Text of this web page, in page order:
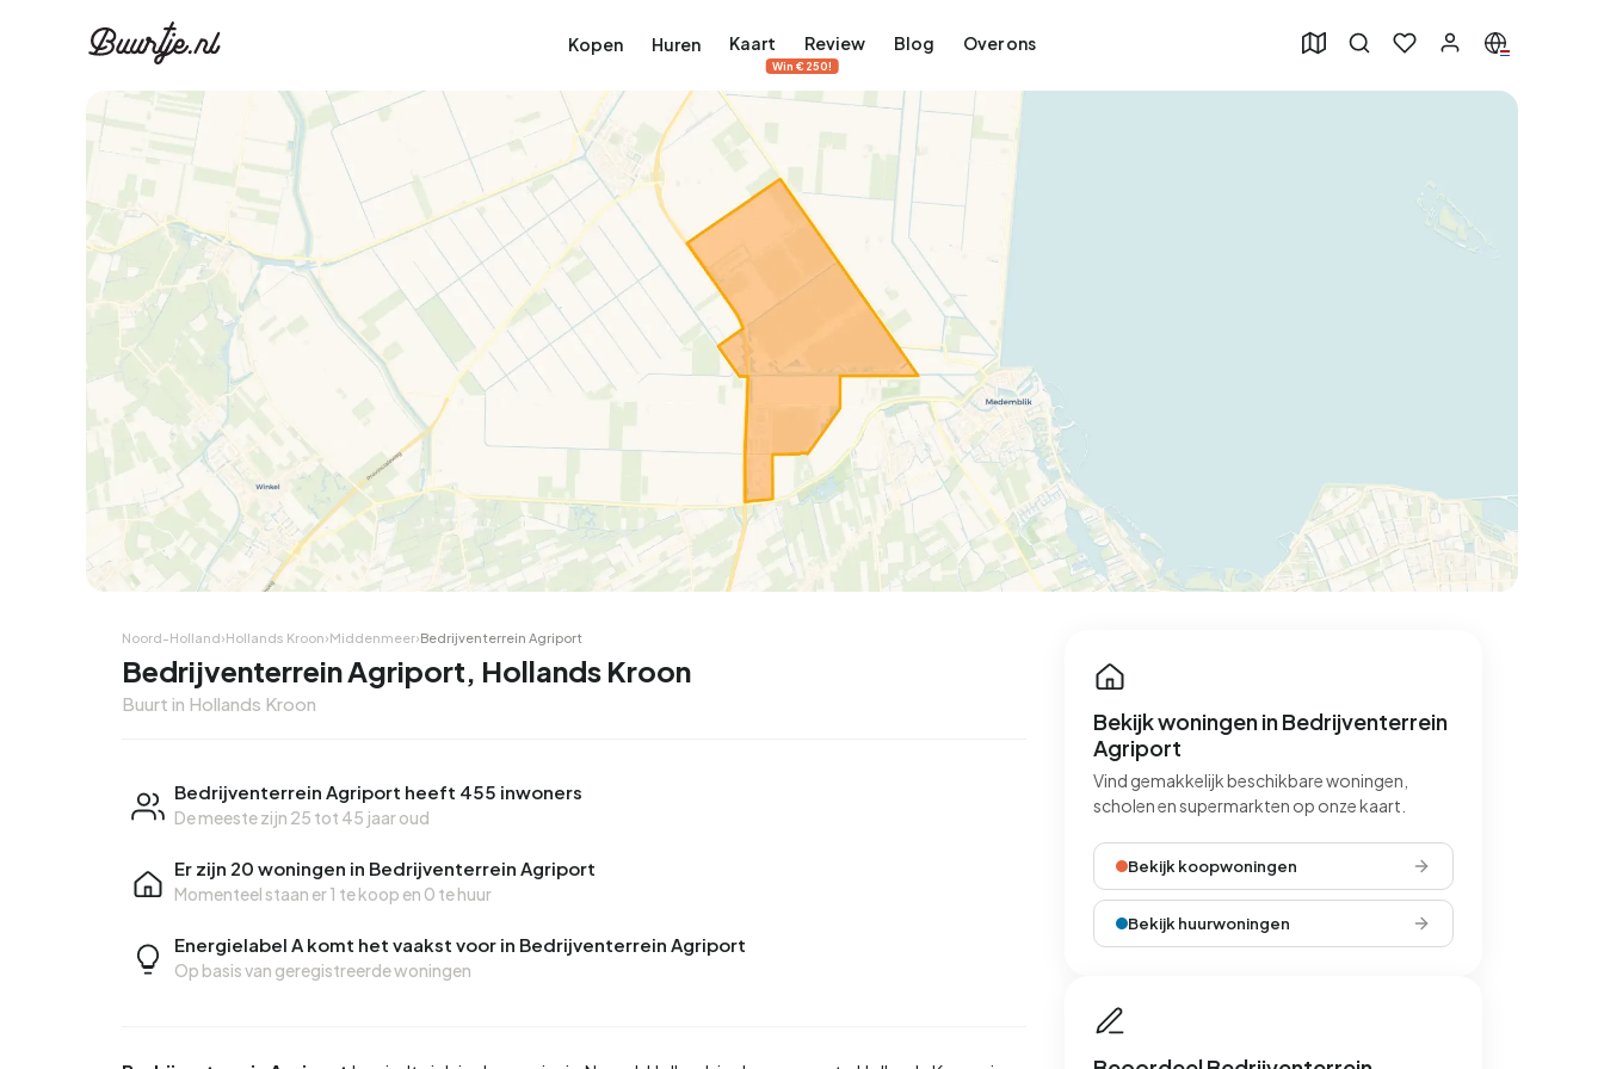
Kopen Huren Kaart Review
Win €250!
Blog Over ons
Noord-Holland›Hollands Kroon›Middenmeer›Bedrijventerrein Agriport
Bedrijventerrein Agriport, Hollands Kroon
Buurt in Hollands Kroon
Bedrijventerrein Agriport heeft 455 inwoners
De meeste zijn 25 tot 45 jaar oud
Er zijn 20 woningen in Bedrijventerrein Agriport
Momenteel staan er1 te koop en 0 te huur
Energielabel A komt het vaakst voor in Bedrijventerrein Agriport
Op basis van geregistreerde woningen
Bekijk woningen in Bedrijventerrein
Agriport
Vind gemakkelijk beschikbare woningen,
scholen en supermarkten op onze kaart.
Bekijk koopwoningen
Bekijk huurwoningen